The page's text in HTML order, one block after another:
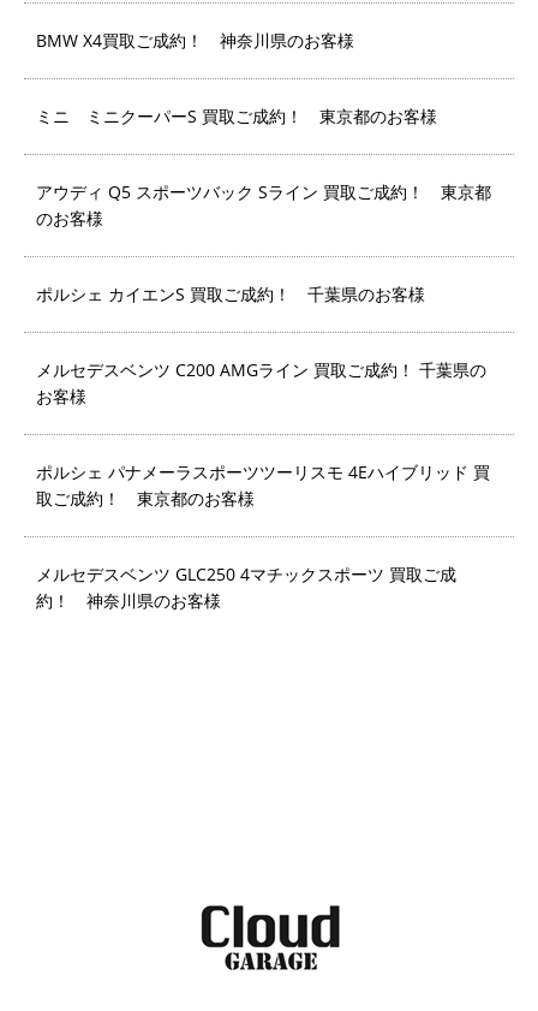
BMW X4買取ご成約！ 神奈川県のお客様
ミニ ミニクーパーS 買取ご成約！ 東京都のお客様
アウディ Q5 スポーツバック Sライン 買取ご成約！ 東京都
のお客様
ポルシェ カイエンS 買取ご成約！ 千葉県のお客様
メルセデスベンツ C200 AMGライン 買取ご成約！ 千葉県の
お客様
ポルシェ パナメーラスポーツツーリスモ 4Eハイブリッド 買
取ご成約！ 東京都のお客様
メルセデスベンツ GLC250 4マチックスポーツ 買取ご成
約！ 神奈川県のお客様